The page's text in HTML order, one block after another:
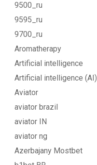
9500_ru
9595_ru
9700_ru
Aromatherapy
Artificial intelligence
Artificial intelligence (AI)
Aviator
aviator brazil
aviator IN
aviator ng
Azerbajany Mostbet